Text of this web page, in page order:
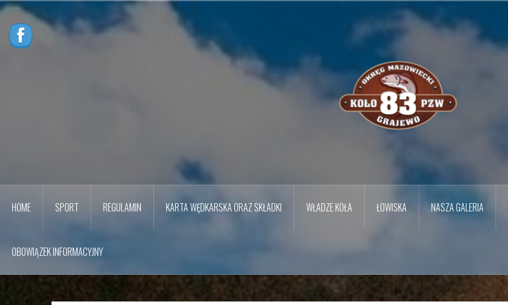
Przejdź
treści
HOME SPORT REGULAMIN KARTA WĘDKARSKA ORAZ SKŁADKI WŁADZE KOŁA ŁOWISKA NASZA GALERIA
OBOWIĄZEK INFORMACYJNY